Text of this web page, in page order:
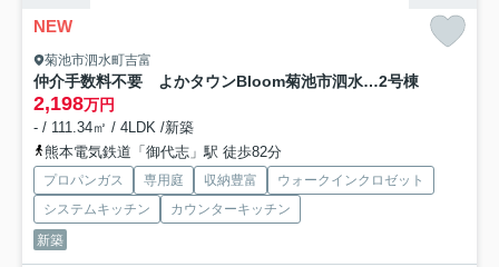
NEW
菊池市泗水町吉富
仲介手数料不要 よかタウンBloom菊池市泗水町吉富４期【泗水小・泗水中】2号棟
2,198万円
- / 111.34㎡ / 4LDK /新築
熊本電気鉄道「御代志」駅 徒歩82分
プロパンガス 専用庭 収納豊富
ウォークインクロゼット
システムキッチン
カウンターキッチン
新築